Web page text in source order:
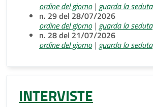
ordine del giorno| guarda la seduta
n. 29 del 28/07/2026
ordine del giorno| guarda la seduta
n. 28 del 21/07/2026
ordine del giorno| guarda la seduta
INTERVISTE